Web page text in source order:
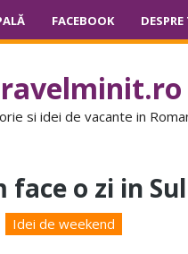
FACEBOOK
si idei de vacante in
face o zi in
Idei de weekend